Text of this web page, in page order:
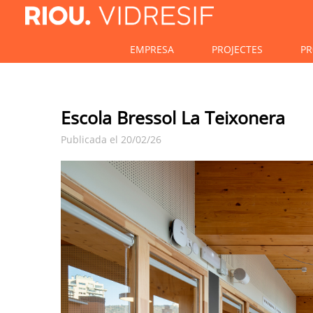
EMPRESA PROJECTES
Escola Bressol La Teixonera
Publicada el 20/02/26